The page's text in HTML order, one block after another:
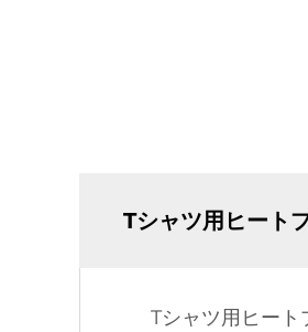
Tシャツ用ヒート
Tシャツ用ヒー